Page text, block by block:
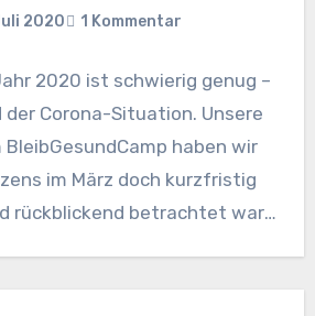
2020 1 Kommentar
2020 ist schwierig genug –
Corona-Situation. Unsere
BleibGesundCamp haben wir
im März doch kurzfristig
rückblickend betrachtet war